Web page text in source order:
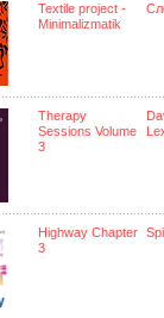
Textile project -
Minimalizmatik
Therapy
Sessions Volume
3
Highway Chapter
3